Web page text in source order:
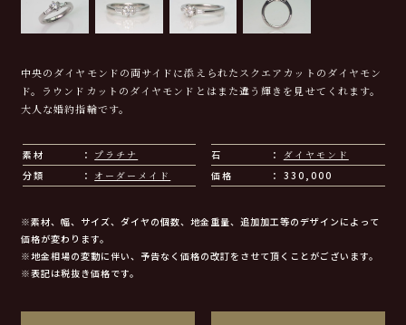
中央のダイヤモンドの両サイドに添えられたスクエアカットのダイヤモン
ド。ラウンドカットのダイヤモンドとはまた違う輝きを見せてくれます。
大人な婚約指輪です。
素材 プラチナ 石
ダイヤモンド
分類
オーダーメイド 価格 330,000
※素材、幅、サイズ、ダイヤの個数、地金重量、追加加工等のデザインによって
価格が変わります。
※地金相場の変動に伴い、予告なく価格の改訂をさせて頂くことがございます。
※表記は税抜き価格です。